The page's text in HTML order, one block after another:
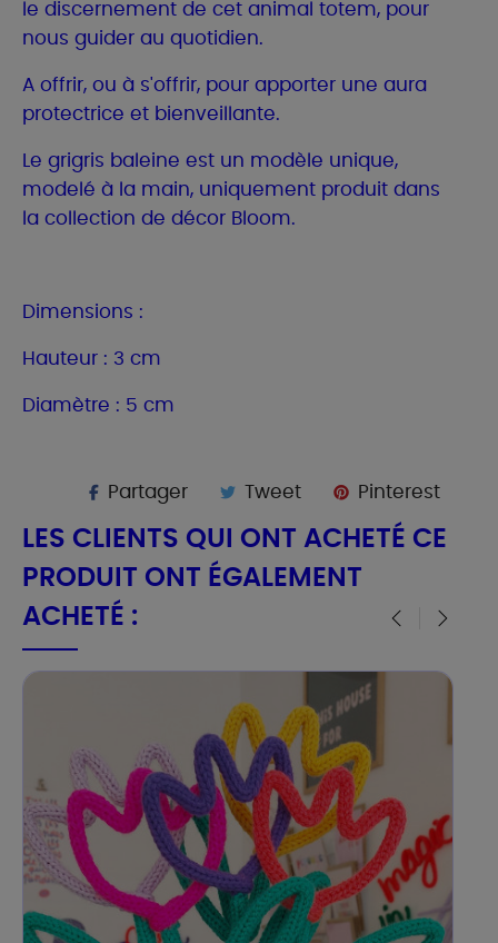
le discernement de cet animal totem, pour
nous guider au quotidien.
A offrir, ou à s'offrir, pour apporter une aura
protectrice et bienveillante.
Le grigris baleine est un modèle unique,
modelé à la main, uniquement produit dans
la collection de décor Bloom.
Dimensions :
Hauteur : 3 cm
Diamètre : 5 cm
Partager Tweet Pinterest
LES CLIENTS QUI ONT ACHETÉ CE
PRODUIT ONT ÉGALEMENT
ACHETÉ :